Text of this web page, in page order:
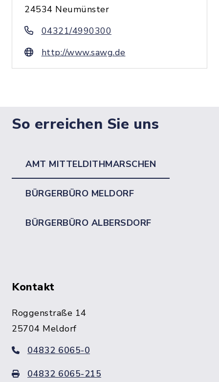
24534 Neumünster
04321/4990300
http://www.sawg.de
So erreichen Sie uns
AMT MITTELDITHMARSCHEN
BÜRGERBÜRO MELDORF
BÜRGERBÜRO ALBERSDORF
Kontakt
Roggenstraße 14
25704 Meldorf
04832 6065-0
04832 6065-215